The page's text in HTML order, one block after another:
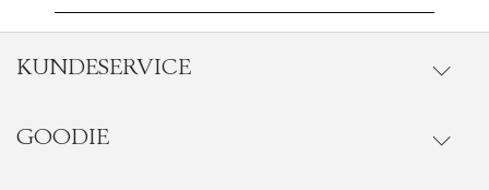
KUNDESERVICE
Gå til kundeservice
GOODIE